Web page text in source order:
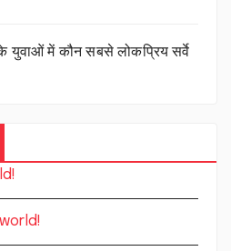
युवाओं में कौन सबसे लोकप्रिय सर्वे